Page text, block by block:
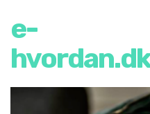
e-
hvordan.dk